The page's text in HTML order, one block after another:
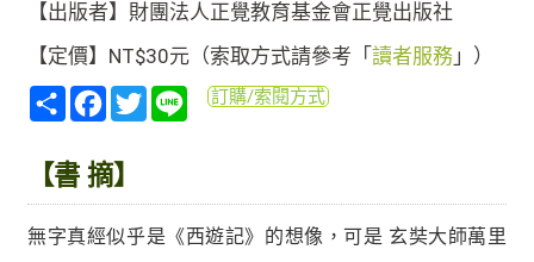
【出版者】財團法人正覺教育基金會正覺出版社
【定價】NT$30元（索取方式請參考「 讀者服務 」）
分
享
Facebook
TwitterLine訂購/索閱方式
【書 摘】
無字真經似乎是《西遊記》的想像，可是 玄奘大師萬里